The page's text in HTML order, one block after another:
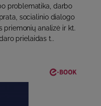
problematika, darbo
socialinio dialogo
priemonių analizė ir kt.
prielaidas t..